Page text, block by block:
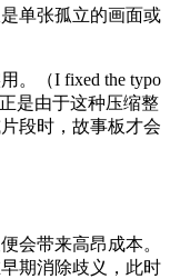
单张孤立的画面或
。（I fixed the typo
正是由于这种压缩整
段时，故事板才会
会带来高昂成本。
期消除歧义，此时